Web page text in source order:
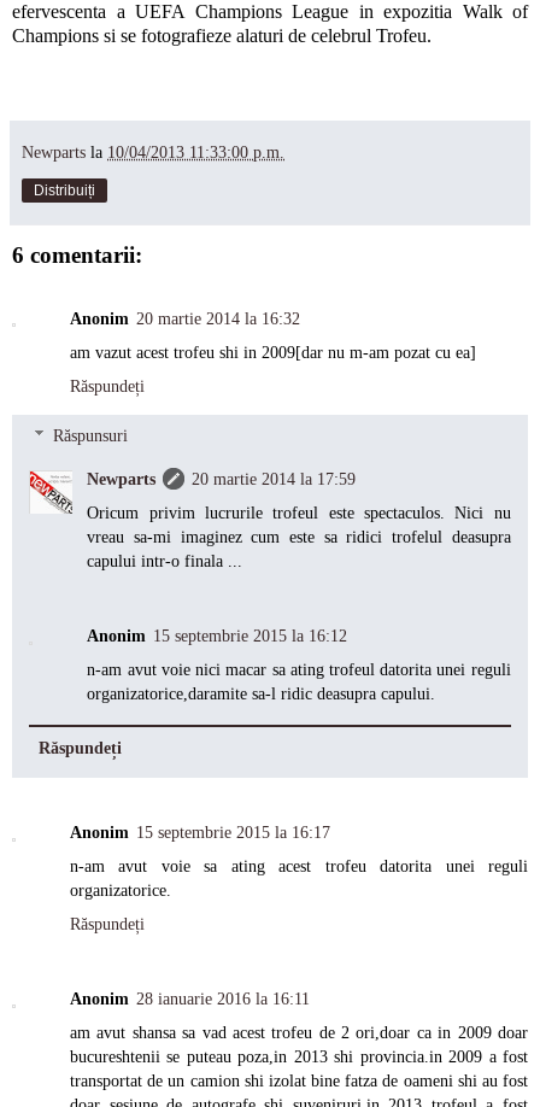
efervescenta a UEFA Champions League in expozitia Walk of
Champions si se fotografieze alaturi de celebrul Trofeu.
Newparts la 10/04/2013 11:33:00 p.m.
Distribuiți
6 comentarii:
Anonim 20 martie 2014 la 16:32
am vazut acest trofeu shi in 2009[dar nu m-am pozat cu ea]
Răspundeți
Răspunsuri
Newparts
20 martie 2014 la 17:59
Oricum privim lucrurile trofeul este spectaculos. Nici nu
vreau sa-mi imaginez cum este sa ridici trofelul deasupra
capului intr-o finala ...
Anonim 15 septembrie 2015 la 16:12
n-am avut voie nici macar sa ating trofeul datorita unei reguli
organizatorice,daramite sa-l ridic deasupra capului.
Răspundeți
Anonim 15 septembrie 2015 la 16:17
n-am avut voie sa ating acest trofeu datorita unei reguli
organizatorice.
Răspundeți
Anonim 28 ianuarie 2016 la 16:11
am avut shansa sa vad acest trofeu de 2 ori,doar ca in 2009 doar
bucureshtenii se puteau poza,in 2013 shi provincia.in 2009 a fost
transportat de un camion shi izolat bine fatza de oameni shi au fost